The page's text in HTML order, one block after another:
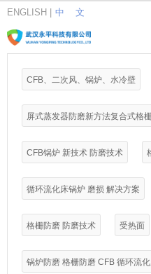
ENGLISH | 中 文
CFB、二次风、锅炉、水冷壁
屏式蒸发器防磨新方法复合式格
CFB锅炉 新技术 防磨技术
循环流化床锅炉 磨损 解决方案
格栅防磨 防磨技术 受热面
锅炉防磨 格栅防磨 CFB 循环流